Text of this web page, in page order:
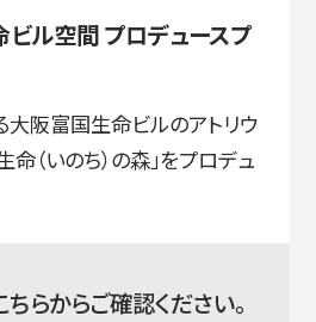
ル空間 プロデュースプ
阪富国生命ビルのアトリウ
命（いのち）の森」をプロデュ
らからご確認ください。